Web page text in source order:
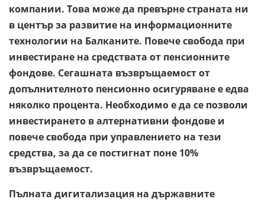
компании. Това може да превърне страната ни
в център за развитие на информационните
технологии на Балканите. Повече свобода при
инвестиране на средствата от пенсионните
фондове. Сегашната възвръщаемост от
допълнителното пенсионно осигуряване е едва
няколко процента. Необходимо е да се позволи
инвестирането в алтернативни фондове и
повече свобода при управлението на тези
средства, за да се постигнат поне 10%
възвръщаемост.
Пълната дигитализация на държавните